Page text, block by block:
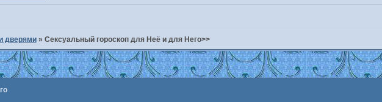
дверями » Сексуальный гороскоп для Неё и для Него>>